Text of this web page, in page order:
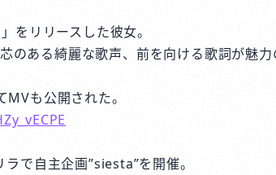
をリリースした彼女。
のある綺麗な歌声、前を向ける歌詞が魅
も公開された。
で自主企画”siesta”を開催。